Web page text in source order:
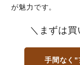
が魅力です。
＼まずは
手間なく"